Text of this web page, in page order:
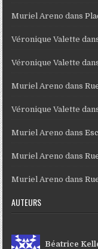
Muriel Areno dans
Véronique Valette
Véronique Valette
Muriel Areno dans
Véronique Valette
Muriel Areno dans
Muriel Areno dans
Muriel Areno dans
AUTEURS
Béatrice